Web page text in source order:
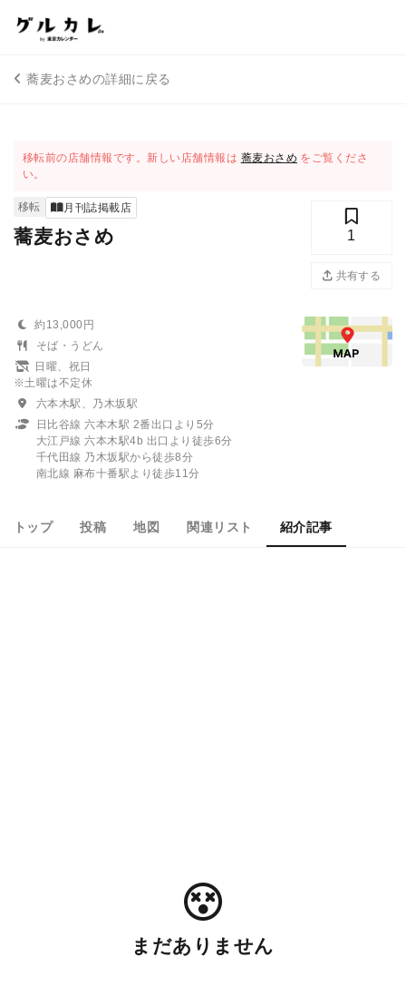
蕎麦おさめの詳細に戻る
移転前の店舗情報です。新しい店舗情報は 蕎麦おさめ をご覧くださ
い。
移転 月刊誌掲載店
蕎麦おさめ 1
共有する
約13,000円
そば・うどん
日曜、祝日
※土曜は不定休
六本木駅、乃木坂駅
日比谷線 六本木駅 2番出口より5分
大江戸線 六本木駅4b 出口より徒歩6分
千代田線 乃木坂駅から徒歩8分
南北線 麻布十番駅より徒歩11分
トップ 投稿 地図 関連リスト 紹介記事
まだありません